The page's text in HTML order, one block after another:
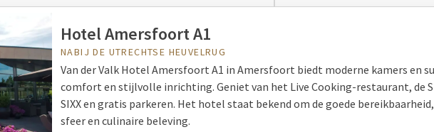
attractieparken heeft Van der Valk ook hotels in de buurt van het bos of aan de
naar eigen voorkeur kiezen. Echter wel met één gemene deler: de gastvrijheid die u bij Van
komt terug in elk hotel. Daarnaast maken de comfortabele kamers, de restaurants met
sfeervolle hotelbars Van der Valk een perfecte optie voor eennachtje weg! Bent u op
bij het bos? Bekijk dan eens de mogelijkheden bij Van der Valk en ontdek bij welk hotel u
overnachten. De hotels bevinden zich door heel Nederland waardoor u een brede keuze
Hotel Amersfoort A1
NABIJ DE UTRECHTSE HEUVELRUG
Van der Valk Hotel Amersfoort A1 in Amersfoort biedt moderne kamers en
comfort en stijlvolle inrichting. Geniet van het Live Cooking-restaurant, de
SIXX en gratis parkeren. Het hotel staat bekend om de goede
sfeer en culinaire beleving.